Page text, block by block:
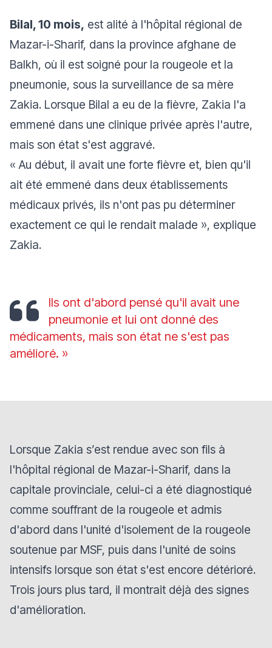
Bilal, 10 mois, est alité à l'hôpital régional de
Mazar-i-Sharif, dans la province afghane de
Balkh, où il est soigné pour la rougeole et la
pneumonie, sous la surveillance de sa mère
Zakia. Lorsque Bilal a eu de la fièvre, Zakia l'a
emmené dans une clinique privée après l'autre,
mais son état s'est aggravé.
« Au début, il avait une forte fièvre et, bien qu'il
ait été emmené dans deux établissements
médicaux privés, ils n'ont pas pu déterminer
exactement ce qui le rendait malade », explique
Zakia.
Ils ont d'abord pensé qu'il avait une
pneumonie et lui ont donné des
médicaments, mais son état ne s'est pas
amélioré. »
Lorsque Zakia s’est rendue avec son fils à
l'hôpital régional de Mazar-i-Sharif, dans la
capitale provinciale, celui-ci a été diagnostiqué
comme souffrant de la rougeole et admis
d'abord dans l'unité d'isolement de la rougeole
soutenue par MSF, puis dans l'unité de soins
intensifs lorsque son état s'est encore détérioré.
Trois jours plus tard, il montrait déjà des signes
d'amélioration.